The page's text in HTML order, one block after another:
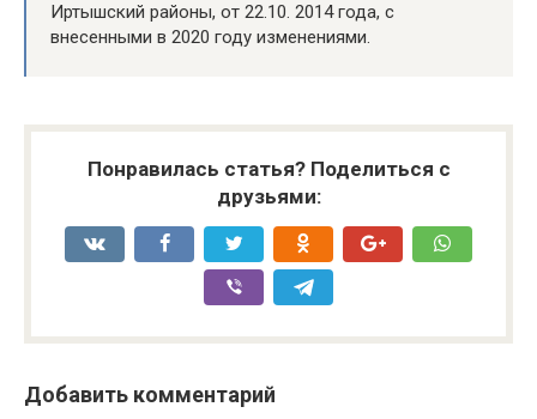
Иртышский районы, от 22.10. 2014 года, с
внесенными в 2020 году изменениями.
Понравилась статья? Поделиться с
друзьями:
Добавить комментарий